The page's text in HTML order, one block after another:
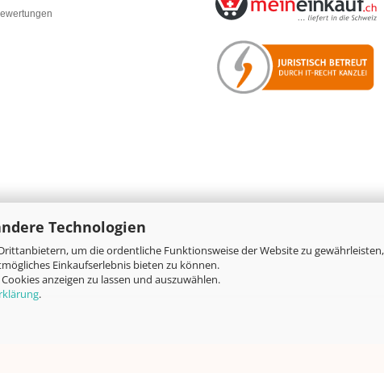
Technologien
um die ordentliche Funktionsweise der Website zu
Einkaufserlebnis bieten zu können.
anzeigen zu lassen und auszuwählen.
.
Online-Shopby Gambio.de © 2026